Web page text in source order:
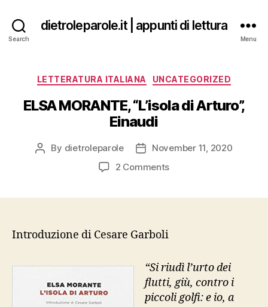
Search
dietroleparole.it | appunti di lettura
Menu
Categories
LETTERATURA ITALIANA UNCATEGORIZED
ELSA MORANTE, “L’isola di Arturo”,
Einaudi
Post
By dietroleparole
PostNovember 11, 2020
2 Commentson
Introduzione di Cesare Garboli
“Si riudì l’urto dei
flutti, giù, contro i
piccoli golfi: e io, a